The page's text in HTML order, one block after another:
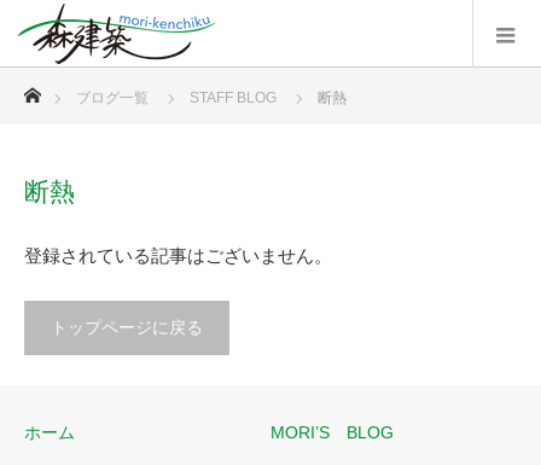
ブログ一覧 STAFF BLOG 断熱
断熱
登録されている記事はございません。
トップページに戻る
ホーム MORI’S BLOG